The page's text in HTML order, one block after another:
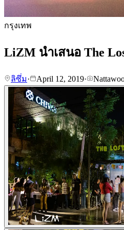
กรุงเทพ
LiZM นำเสนอ The
ลิซึ่ม· April 12, 2019·